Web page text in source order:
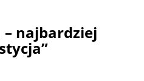
najbardziej